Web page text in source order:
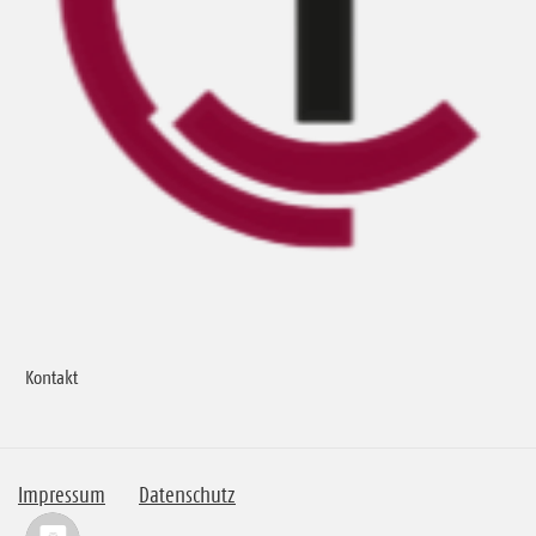
Kontakt
Impressum Datenschutz